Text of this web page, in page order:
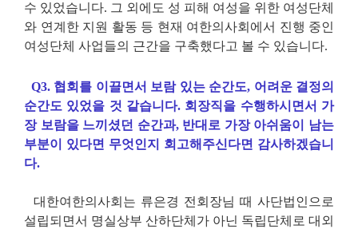
수 있었습니다. 그 외에도 성 피해 여성을 위한 여성단체
와 연계한 지원 활동 등 현재 여한의사회에서 진행 중인
여성단체 사업들의 근간을 구축했다고 볼 수 있습니다.
Q3. 협회를 이끌면서 보람 있는 순간도, 어려운 결정의
순간도 있었을 것 같습니다. 회장직을 수행하시면서 가
장 보람을 느끼셨던 순간과, 반대로 가장 아쉬움이 남는
부분이 있다면 무엇인지 회고해주신다면 감사하겠습니
다.
대한여한의사회는 류은경 전회장님 때 사단법인으로
설립되면서 명실상부 산하단체가 아닌 독립단체로 대외